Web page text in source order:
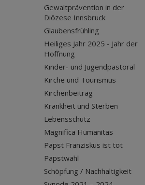
Gewaltprävention in der
Diözese Innsbruck
Glaubensfrühling
Heiliges Jahr 2025 - Jahr der
Hoffnung
Kinder- und Jugendpastoral
Kirche und Tourismus
Kirchenbeitrag
Krankheit und Sterben
Lebensschutz
Magnifica Humanitas
Papst Franziskus ist tot
Papstwahl
Schöpfung / Nachhaltigkeit